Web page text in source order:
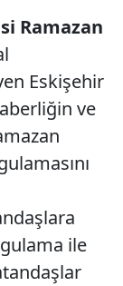
Ramazan
Eskişehir
ve
ile